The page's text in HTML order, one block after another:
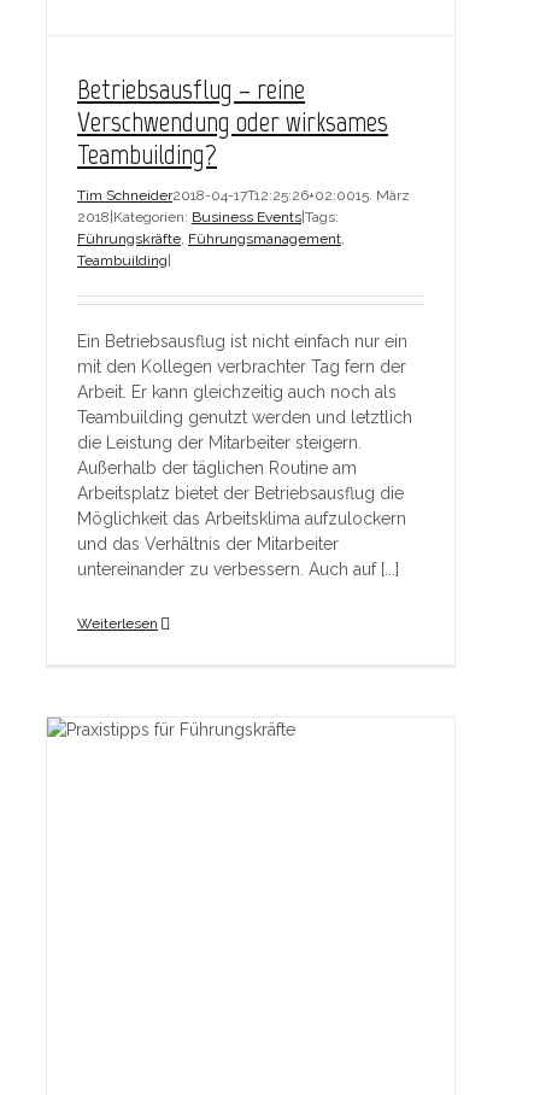
Betriebsausflug – reine
Verschwendung oder wirksames
Teambuilding?
Tim Schneider2018-04-17T12:25:26+02:0015. März
2018 Kategorien: Business Events Tags:
Führungskräfte, Führungsmanagement,
Teambuilding
Ein Betriebsausflug ist nicht einfach nur ein
mit den Kollegen verbrachter Tag fern der
Arbeit. Er kann gleichzeitig auch noch als
Teambuilding genutzt werden und letztlich
die Leistung der Mitarbeiter steigern.
Außerhalb der täglichen Routine am
Arbeitsplatz bietet der Betriebsausflug die
Möglichkeit das Arbeitsklima aufzulockern
und das Verhältnis der Mitarbeiter
untereinander zu verbessern. Auch auf [...]
Weiterlesen